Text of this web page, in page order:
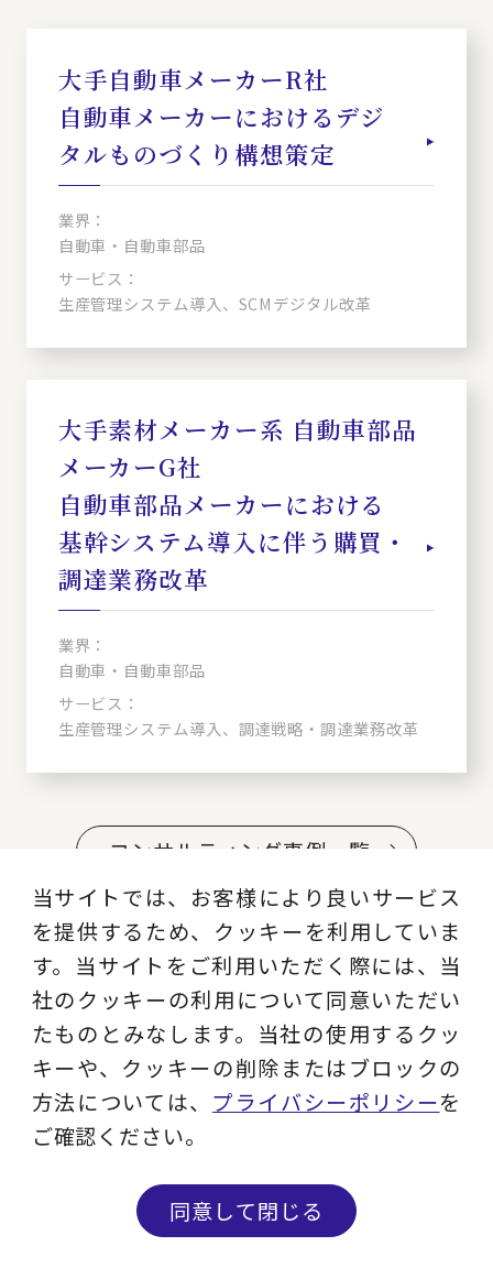
大手自動車メーカーR社
自動車メーカーにおけるデジ
タルものづくり構想策定
業界：
自動車・自動車部品
サービス：
生産管理システム導入、SCMデジタル改革
大手素材メーカー系 自動車部品
メーカーG社
自動車部品メーカーにおける
基幹システム導入に伴う購買・
調達業務改革
業界：
自動車・自動車部品
サービス：
生産管理システム導入、調達戦略・調達業務改革
コンサルティング事例一覧
職種別ソリューション
経営全般 経営企画・事業戦略
経営管理・経理・財
IT・デジタル
当サイトでは、お客様により良いサービス
を提供するため、クッキーを利用していま
す。当サイトをご利用いただく際には、当
社のクッキーの利用について同意いただい
たものとみなします。当社の使用するクッ
キーや、クッキーの削除またはブロックの
方法については、 プライバシーポリシーを
ご確認ください。
同意して閉じる